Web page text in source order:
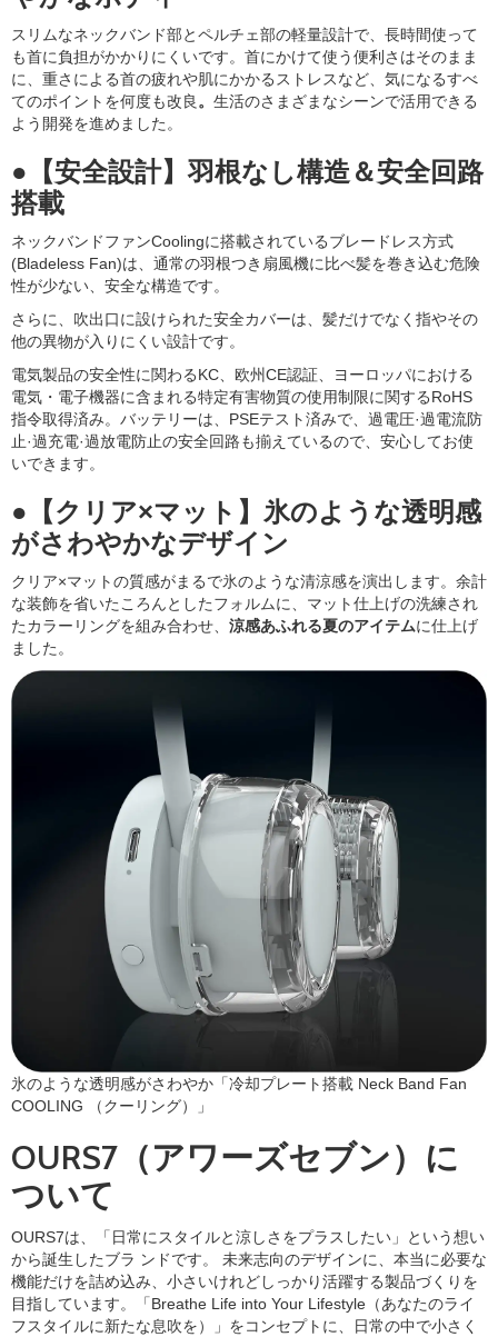
スリムなネックバンド部とペルチェ部の軽量設計で、長時間使って
も首に負担がかかりにくいです。首にかけて使う便利さはそのまま
に、重さによる首の疲れや肌にかかるストレスなど、気になるすべ
てのポイントを何度も改良。 生活のさまざまなシーンで活用できる
よう開発を進めました。
●【安全設計】羽根なし構造＆安全回路
搭載
ネックバンドファンCoolingに搭載されているブレードレス方式
(Bladeless Fan)は、通常の羽根つき扇風機に比べ髪を巻き込む危険
性が少ない、安全な構造です。
さらに、吹出口に設けられた安全カバーは、髪だけでなく指やその
他の異物が入りにくい設計です。
電気製品の安全性に関わるKC、欧州CE認証、ヨーロッパにおける
電気・電子機器に含まれる特定有害物質の使用制限に関するRoHS
指令取得済み。バッテリーは、PSEテスト済みで、過電圧·過電流防
止·過充電·過放電防止の安全回路も揃えているので、安心してお使
いできます。
●【クリア×マット】氷のような透明感
がさわやかなデザイン
クリア×マットの質感がまるで氷のような清涼感を演出します。余計
な装飾を省いたころんとしたフォルムに、マット仕上げの洗練され
たカラーリングを組み合わせ、 涼感あふれる夏のアイテムに仕上げ
ました。
氷のような透明感がさわやか「冷却プレート搭載 Neck Band Fan
COOLING （クーリング）」
OURS7（アワーズセブン）に
ついて
OURS7は、「⽇常にスタイルと涼しさをプラスしたい」という想い
から誕⽣したブラ ンドです。 未来志向のデザインに、本当に必要な
機能だけを詰め込み、⼩さいけれどしっかり活躍する製品づくりを
⽬指しています。「Breathe Life into Your Lifestyle（あなたのライ
フスタイルに新たな息吹を）」をコンセプトに、⽇常の中で⼩さく